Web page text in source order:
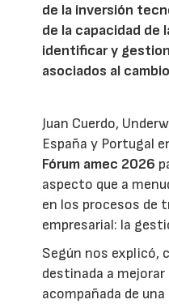
de la inversión
de la capacidad de
identificar y
asociados al
Juan Cuerdo,
España y Portugal
Fórum amec 2026
aspecto que a
en los procesos de
empresarial: la
Según nos explicó,
destinada a
acompañada de